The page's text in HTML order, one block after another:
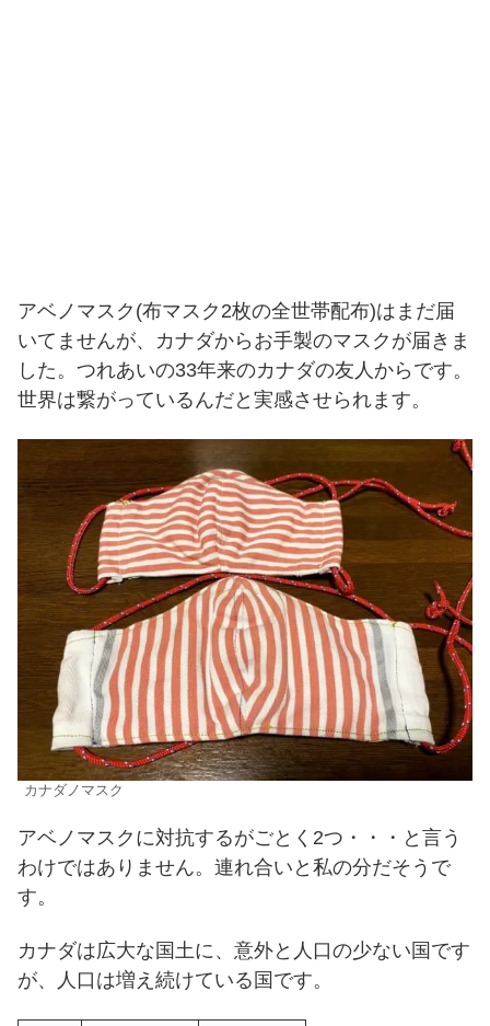
アベノマスク(布マスク2枚の全世帯配布)はまだ届
いてませんが、カナダからお手製のマスクが届きま
した。つれあいの33年来のカナダの友人からです。
世界は繋がっているんだと実感させられます。
カナダノマスク
アベノマスクに対抗するがごとく2つ・・・と言う
わけではありません。連れ合いと私の分だそうで
す。
カナダは広大な国土に、意外と人口の少ない国です
が、人口は増え続けている国です。